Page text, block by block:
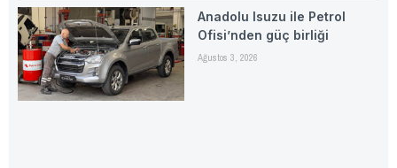
Anadolu Isuzu ile Petrol
Ofisi’nden güç birliği
Ağustos 3, 2026